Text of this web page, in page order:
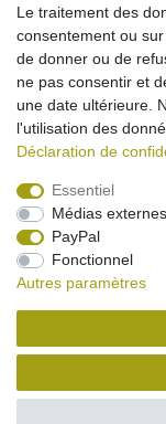
chargement
pas deffet
avec
circuit
Mentions
Conditions
Le traitement des
consentement ou
de donner ou de
ne pas consentir et
une date ultérieure.
l'utilisation des
Déclaration de
Essentiel
Médias externes
PayPal
Fonctionnel
Autres paramètres